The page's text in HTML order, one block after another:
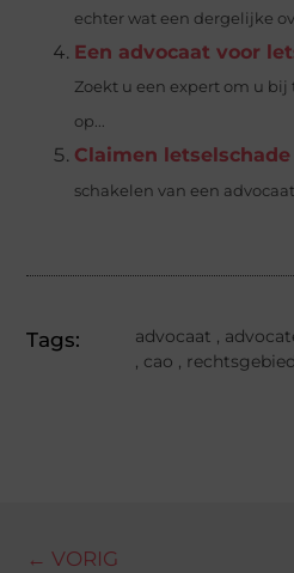
echter wat een dergelijke
Een advocaat voor
Zoekt u een expert om u
op...
Claimen
schakelen van een
Tags: advocaat
cao
← VORIG